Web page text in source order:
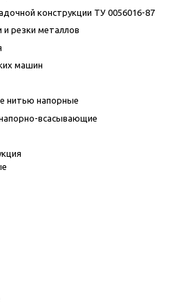
конструкции ТУ 0056016-87
и резки металлов
машин
нитью напорные
всасывающие